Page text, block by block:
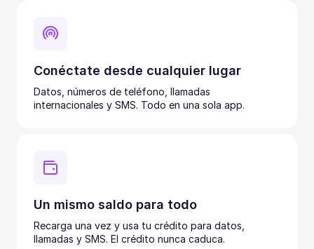
Conéctate desde cualquier lugar
Datos, números de teléfono, llamadas
internacionales y SMS. Todo en una sola app.
Un mismo saldo para todo
Recarga una vez y usa tu crédito para datos,
llamadas y SMS. El crédito nunca caduca.